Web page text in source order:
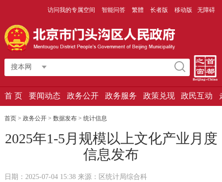
访问我的专属空间 智能问答 繁體 长者版 移动版 无障碍
搜本网
首 页 要闻动态 政务公开 政务服务 政策兑现 政民互动
首页 > 政务公开 > 数据发布 > 统计信息
2025年1-5月规模以上文化产业月度
信息发布
日期：2025-07-04 15:38 来源：区统计局综合科